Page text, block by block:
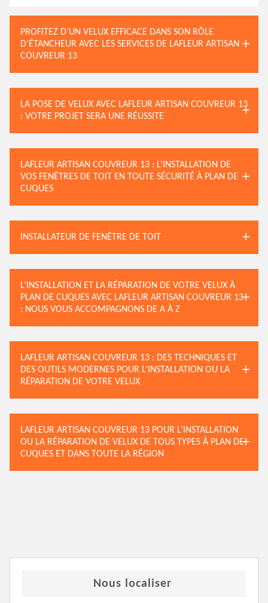
PROFITEZ D’UN VELUX EFFICACE DANS SON RÔLE
D’ÉTANCHEUR AVEC LES SERVICES DE LAFLEUR ARTISAN
COUVREUR 13
LA POSE DE VELUX AVEC LAFLEUR ARTISAN COUVREUR 13
: VOTRE PROJET SERA UNE RÉUSSITE
LAFLEUR ARTISAN COUVREUR 13 : L’INSTALLATION DE
VOS FENÊTRES DE TOIT EN TOUTE SÉCURITÉ À PLAN DE
CUQUES
INSTALLATEUR DE FENÊTRE DE TOIT
L’INSTALLATION ET LA RÉPARATION DE VOTRE VELUX À
PLAN DE CUQUES AVEC LAFLEUR ARTISAN COUVREUR 13
: NOUS VOUS ACCOMPAGNONS DE A À Z
LAFLEUR ARTISAN COUVREUR 13 : DES TECHNIQUES ET
DES OUTILS MODERNES POUR L’INSTALLATION OU LA
RÉPARATION DE VOTRE VELUX
LAFLEUR ARTISAN COUVREUR 13 POUR L’INSTALLATION
OU LA RÉPARATION DE VELUX DE TOUS TYPES À PLAN DE
CUQUES ET DANS TOUTE LA RÉGION
Nous localiser